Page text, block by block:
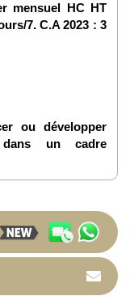
mensuel HC HT
7. C.A 2023 : 3
ou développer
un cadre